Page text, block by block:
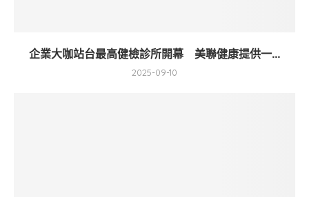
企業大咖站台最高健檢診所開幕 美聯健康提供一...
2025-09-10